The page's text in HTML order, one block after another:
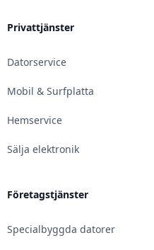
Privattjänster
Datorservice
Mobil & Surfplatta
Hemservice
Sälja elektronik
Företagstjänster
Specialbyggda datorer